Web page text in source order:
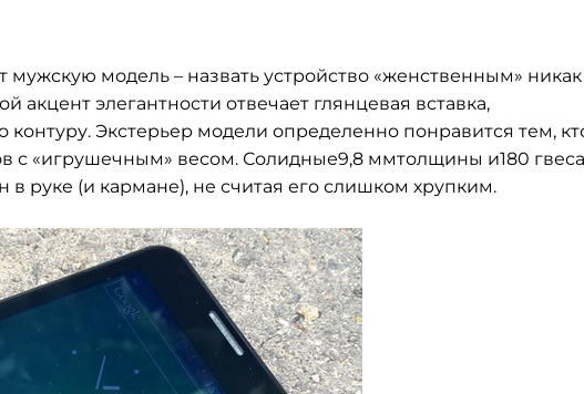
модель – назвать устройство «женственным»
акцент элегантности отвечает глянцевая вставка,
Экстерьер модели определенно понравится тем,
с «игрушечным» весом. Солидные9,8 ммтолщины и180 гвеса
в руке (и кармане), не считая его слишком хрупким.